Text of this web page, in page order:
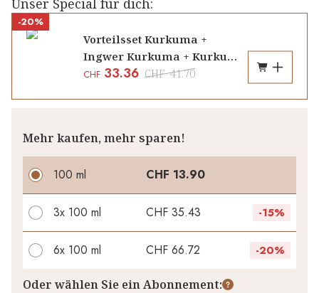
Unser Special für dich:
-20%
Vorteilsset Kurkuma +
Ingwer Kurkuma + Kurkuma
Sanddorn Konzentrat
CHF 33.36 CHF 41.70
Mehr kaufen, mehr sparen!
100 ml CHF 13.90
3x 100 ml CHF 35.43 -15%
6x 100 ml CHF 66.72 -20%
Ihr persönlicher Rabatt
Oder wählen Sie ein Abonnement: